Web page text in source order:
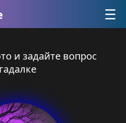
☰
и задайте вопрос
гадалке